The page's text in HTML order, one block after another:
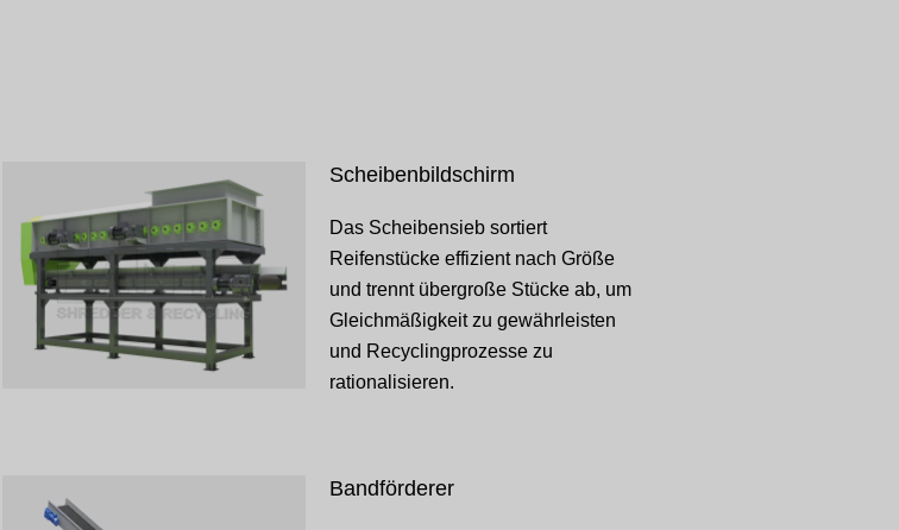
Scheibenbildschirm
Das Scheibensieb sortiert
Reifenstücke effizient nach Größe
und trennt übergroße Stücke ab, um
Gleichmäßigkeit zu gewährleisten
und Recyclingprozesse zu
rationalisieren.
Bandförderer